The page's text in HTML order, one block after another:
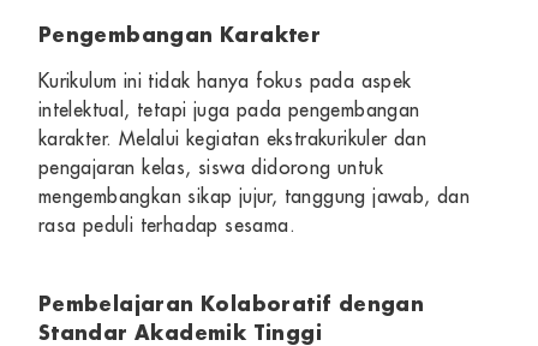
Pengembangan Karakter
Kurikulum ini tidak hanya fokus pada aspek
intelektual, tetapi juga pada pengembangan
karakter. Melalui kegiatan ekstrakurikuler dan
pengajaran kelas, siswa didorong untuk
mengembangkan sikap jujur, tanggung jawab, dan
rasa peduli terhadap sesama.
Pembelajaran Kolaboratif dengan
Standar Akademik Tinggi